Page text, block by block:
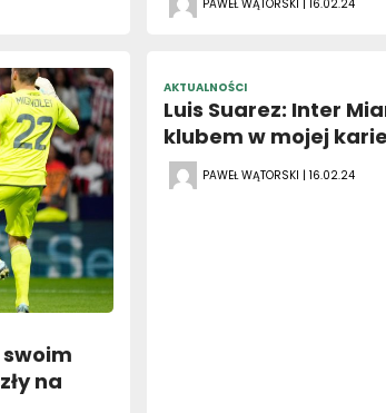
PAWEŁ WĄTORSKI | 16.02.24
na
AKTUALNOŚCI
Luis Suarez: Inter
klubem w mojej
PAWEŁ WĄTORSKI | 16.02.24